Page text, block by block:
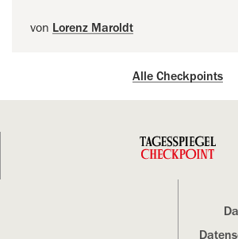
von Lorenz Maroldt
Alle Checkpoints